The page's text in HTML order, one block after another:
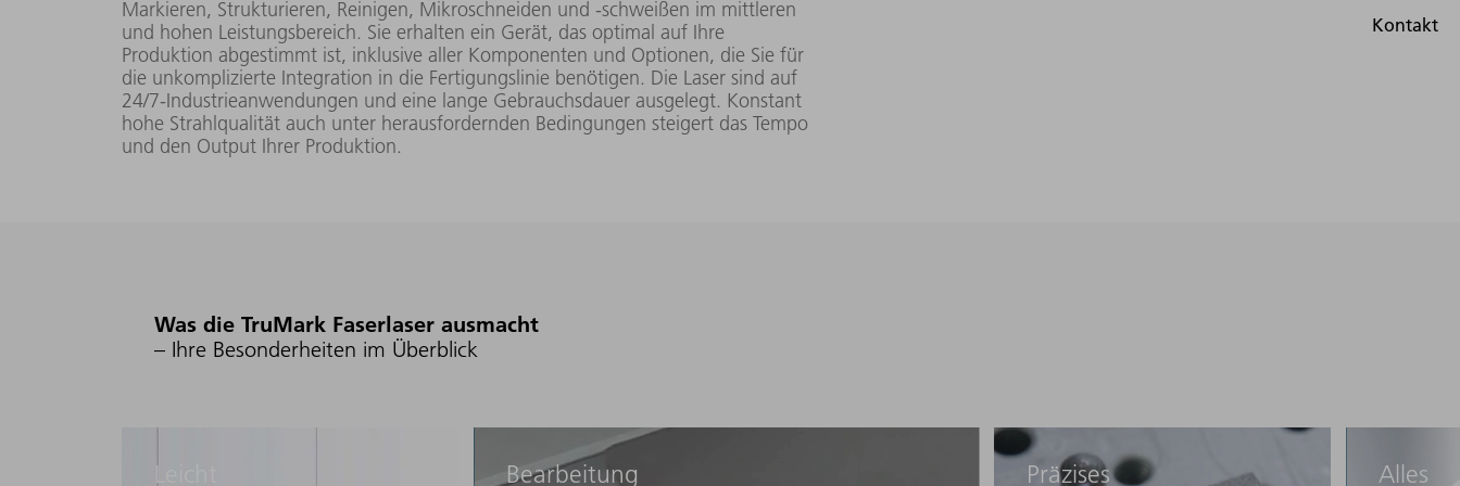
mm
1062 nm ± 3
nm
TruMark 5050 50 W
(L051)
Markieren, Strukturieren, Reinigen, Mikroschneiden und -schweißen im mittleren
und hohen Leistungsbereich. Sie erhalten ein Gerät, das optimal auf Ihre
Produktion abgestimmt ist, inklusive aller Komponenten und Optionen, die Sie für
die unkomplizierte Integration in die Fertigungslinie benötigen. Die Laser sind auf
24/7-Industrieanwendungen und eine lange Gebrauchsdauer ausgelegt. Konstant
hohe Strahlqualität auch unter herausfordernden Bedingungen steigert das Tempo
und den Output Ihrer Produktion.
Was die TruMark Faserlaser ausmacht
– Ihre Besonderheiten im Überblick
Leicht
Bearbeitung
Präzises
Alles